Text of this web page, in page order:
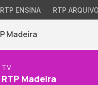
RTP ENSINA RTP
Madeira
TV
RTP Madeira